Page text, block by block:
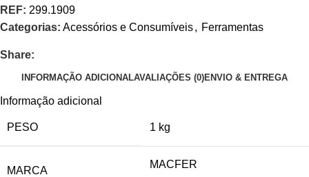
REF: 299.1909
Categorias: Acessórios e Consumíveis, Ferramentas
Share:
INFORMAÇÃO ADICIONALAVALIAÇÕES (0)ENVIO & ENTREGA
Informação adicional
PESO 1 kg
MARCA
MACFER